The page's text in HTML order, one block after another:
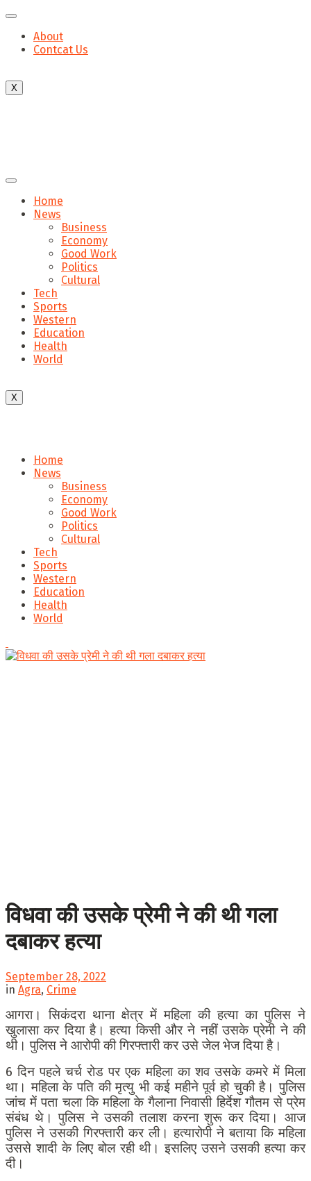
About
Contcat Us
X
Home
News
Business
Economy
Good Work
Politics
Cultural
Tech
Sports
Western
Education
Health
World
X
Home
News
Business
Economy
Good Work
Politics
Cultural
Tech
Sports
Western
Education
Health
World
विधवा की उसके प्रेमी ने की थी गला
दबाकर हत्या
September 28, 2022
in Agra, Crime
आगरा। सिकंदरा थाना क्षेत्र में महिला की हत्या का पुलिस ने
खुलासा कर दिया है। हत्या किसी और ने नहीं उसके प्रेमी ने की
थी। पुलिस ने आरोपी की गिरफ्तारी कर उसे जेल भेज दिया है।
6 दिन पहले चर्च रोड पर एक महिला का शव उसके कमरे में मिला
था। महिला के पति की मृत्यु भी कई महीने पूर्व हो चुकी है। पुलिस
जांच में पता चला कि महिला के गैलाना निवासी हिर्देश गौतम से प्रेम
संबंध थे। पुलिस ने उसकी तलाश करना शुरू कर दिया। आज
पुलिस ने उसकी गिरफ्तारी कर ली। हत्यारोपी ने बताया कि महिला
उससे शादी के लिए बोल रही थी। इसलिए उसने उसकी हत्या कर
दी।